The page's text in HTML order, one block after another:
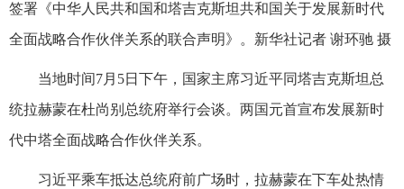
签署《中华人民共和国和塔吉克斯坦共和国关于发展新时代
全面战略合作伙伴关系的联合声明》。新华社记者 谢环驰 摄
当地时间7月5日下午，国家主席习近平同塔吉克斯坦总
统拉赫蒙在杜尚别总统府举行会谈。两国元首宣布发展新时
代中塔全面战略合作伙伴关系。
习近平乘车抵达总统府前广场时，拉赫蒙在下车处热情